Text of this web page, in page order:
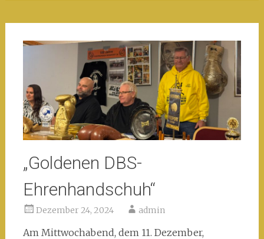
„Goldenen DBS-
Ehrenhandschuh“
Dezember 24, 2024 admin
Am Mittwochabend, dem 11. Dezember,